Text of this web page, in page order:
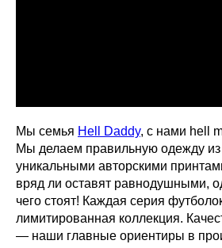
Мы семья Hell Daddy, с нами hell
Мы делаем правильную одежду из
уникальными авторскими
вряд ли оставят равнодушными,
чего стоят! Каждая серия
лимитированная коллекция.
— наши главные ориентиры в